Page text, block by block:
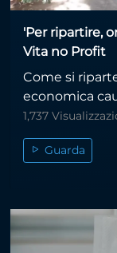
'Per ripartire,
Vita no Profit
Come si
economica
1,737
Guarda